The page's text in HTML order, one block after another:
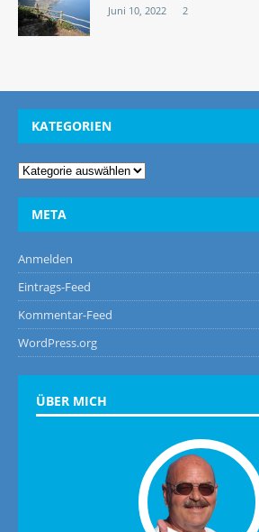
Juni 10, 2022 2
KATEGORIEN
META
Anmelden
Eintrags-Feed
Kommentar-Feed
WordPress.org
ÜBER MICH